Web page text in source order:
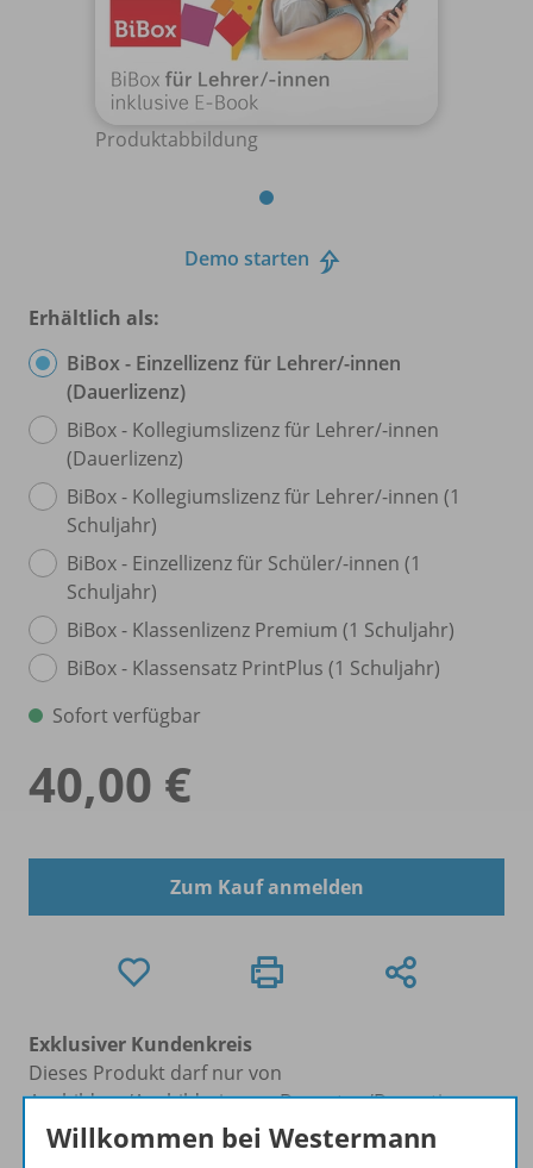
Produktabbildung
Demo starten
Erhältlich als:
BiBox - Einzellizenz für Lehrer/-innen
(Dauerlizenz)
BiBox - Kollegiumslizenz für Lehrer/-innen
(Dauerlizenz)
BiBox - Kollegiumslizenz für Lehrer/-innen (1
Schuljahr)
BiBox - Einzellizenz für Schüler/-innen (1
Schuljahr)
BiBox - Klassenlizenz Premium (1 Schuljahr)
BiBox - Klassensatz PrintPlus (1 Schuljahr)
Sofort verfügbar
40,00 €
Zum Kauf anmelden
Exklusiver Kundenkreis
Dieses Produkt darf nur von
Ausbildern/Ausbilderinnen, Dozenten/Dozentinnen,
Erziehern/Erzieherinnen, Lehrkräften,
Willkommen bei Westermann